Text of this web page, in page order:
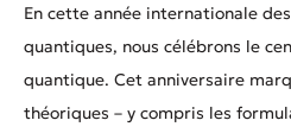
En cette année internationale
quantiques, nous célébrons le
quantique. Cet anniversaire
théoriques – y compris les